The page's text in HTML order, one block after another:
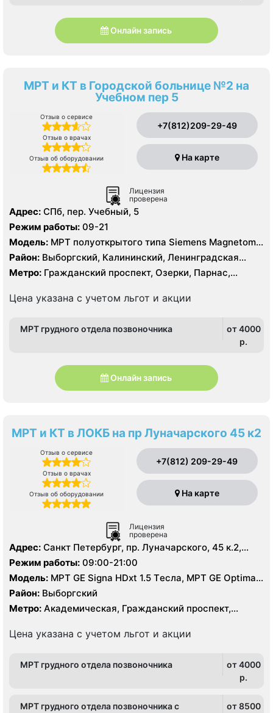
Онлайн запись
МРТ и КТ в Городской больнице №2 на
Учебном пер 5
Отзыв о сервисе
Отзыв о врачах
Отзыв об оборудовании
+7(812)209-29-49
На карте
Лицензия
проверена
Адрес: СПб, пер. Учебный, 5
Режим работы: 09-21
Модель: МРТ полуоткрытого типа Siemens Magnetom
Espree 1.5 Тесла, КТ Siemens SOMATOM Definition 16
срезов, КТ Siemens SOMATOM Definition AS 64 среза
Район: Выборгский, Калининский, Ленинградская
область, Приморский
Метро: Гражданский проспект, Озерки, Парнас,
Цена указана с учетом льгот и акции
МРТ грудного отдела позвоночника
от 4000
p.
Онлайн запись
МРТ и КТ в ЛОКБ на пр Луначарского 45 к2
Отзыв о сервисе
Отзыв о врачах
Отзыв об оборудовании
+7(812) 209-29-49
На карте
Лицензия
проверена
Адрес: Санкт Петербург, пр. Луначарского, 45 к.2,
литер А
Режим работы: 09:00-21:00
Модель: МРТ GE Signa HDxt 1.5 Tесла, МРТ GE Optima
MR 360 1.5 Tесла, KT GE Optim 64 среза, УЗИ, Рентген
Район: Выборгский
Метро: Академическая, Гражданский проспект,
Цена указана с учетом льгот и акции
МРТ грудного отдела позвоночника
от 4000
p.
МРТ грудного отдела позвоночника с
от 8500